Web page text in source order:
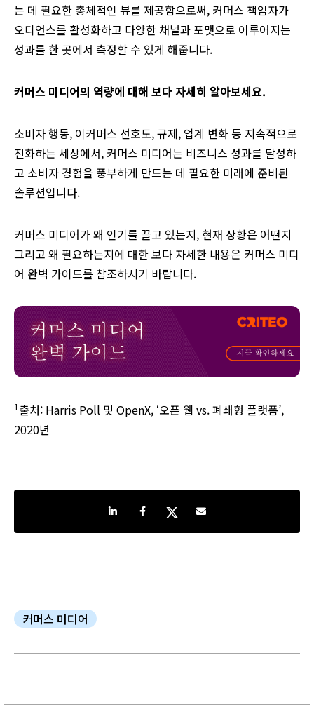
는 데 필요한 총체적인 뷰를 제공함으로써, 커머스 책임자가
오디언스를 활성화하고 다양한 채널과 포맷으로 이루어지는
성과를 한 곳에서 측정할 수 있게 해줍니다.
커머스 미디어의 역량에 대해 보다 자세히 알아보세요.
소비자 행동, 이커머스 선호도, 규제, 업계 변화 등 지속적으로
진화하는 세상에서, 커머스 미디어는 비즈니스 성과를 달성하
고 소비자 경험을 풍부하게 만드는 데 필요한 미래에 준비된
솔루션입니다.
커머스 미디어가 왜 인기를 끌고 있는지, 현재 상황은 어떤지
그리고 왜 필요하는지에 대한 보다 자세한 내용은 커머스 미디
어 완벽 가이드를 참조하시기 바랍니다.
1 출처: Harris Poll 및 OpenX, ‘오픈 웹 vs. 폐쇄형 플랫폼’,
2020년
Share on LinkedIn
Share on Facebook
Share on Twitter
Share by e-mail
커머스 미디어